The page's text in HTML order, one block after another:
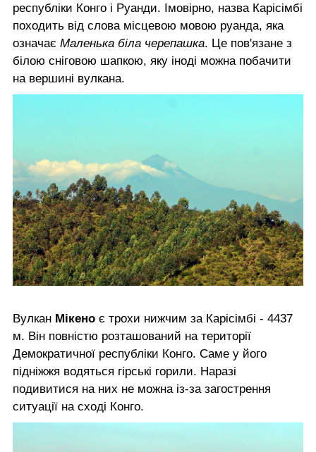
республіки Конго і Руанди. Імовірно, назва Карісімбі
походить від слова місцевою мовою руанда, яка
означає Маленька біла черепашка. Це пов'язане з
білою сніговою шапкою, яку іноді можна побачити
на вершині вулкана.
Вулкан Мікено є трохи нижчим за Карісімбі - 4437
м. Він повністю розташований на території
Демократичної республіки Конго. Саме у його
підніжжя водяться гірські горили. Наразі
подивитися на них не можна із-за загострення
ситуації на сході Конго.